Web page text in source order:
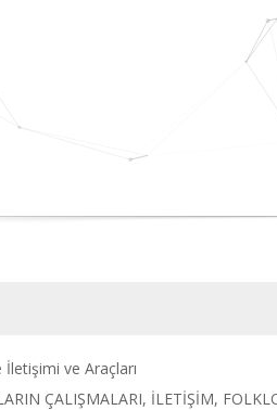
ve Araçları
ÇALIŞMALARI, İLETİŞİM,